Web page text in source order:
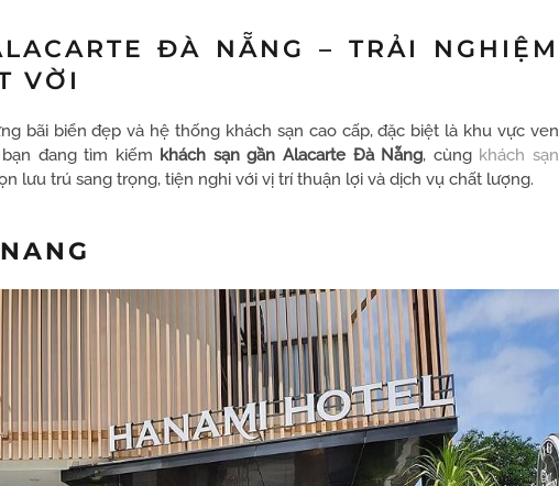
ĐÀ NẴNG – TRẢI NGHIỆM
VỜI
bãi biển đẹp và hệ thống khách sạn cao cấp, đặc biệt là khu vực ven
đang tìm kiếm khách sạn gần Alacarte Đà Nẵng, cùng khách sạn
lưu trú sang trọng, tiện nghi với vị trí thuận lợi và dịch vụ chất lượng.